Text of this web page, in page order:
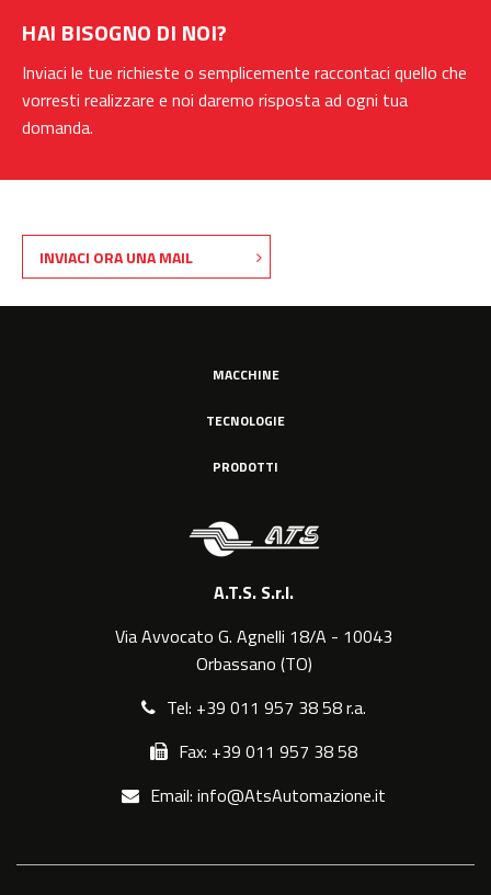
HAI BISOGNO DI NOI?
Inviaci le tue richieste o semplicemente raccontaci quello che
vorresti realizzare e noi daremo risposta ad ogni tua
domanda.
INVIACI ORA UNA MAIL
MACCHINE
TECNOLOGIE
PRODOTTI
A.T.S. S.r.l.
Via Avvocato G. Agnelli 18/A - 10043
Orbassano (TO)
Tel: +39 011 957 38 58 r.a.
Fax: +39 011 957 38 58
Email: info@AtsAutomazione.it